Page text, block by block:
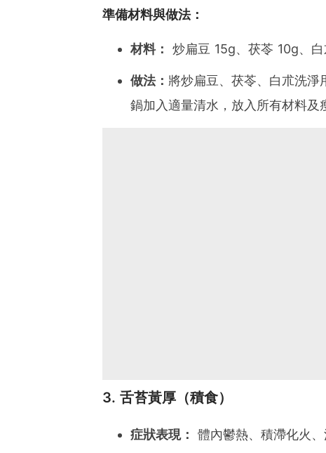
準備材料與做法：
材料： 炒扁豆 15g、茯苓 10g、白
做法： 將炒扁豆、茯苓、白朮洗
鍋加入適量清水，放入所有材料及
3. 舌苔黃厚（積食）
症狀表現： 體內鬱熱、積滯化火、